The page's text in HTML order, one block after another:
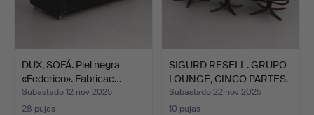
DUX, SOFÁ. Piel negra
«Federico». Fabricac…
Subastado 12 nov 2025
28 pujas
SIGURD RESELL. GRUPO
LOUNGE, CINCO PARTES.
…
Subastado 22 nov 2025
10 pujas